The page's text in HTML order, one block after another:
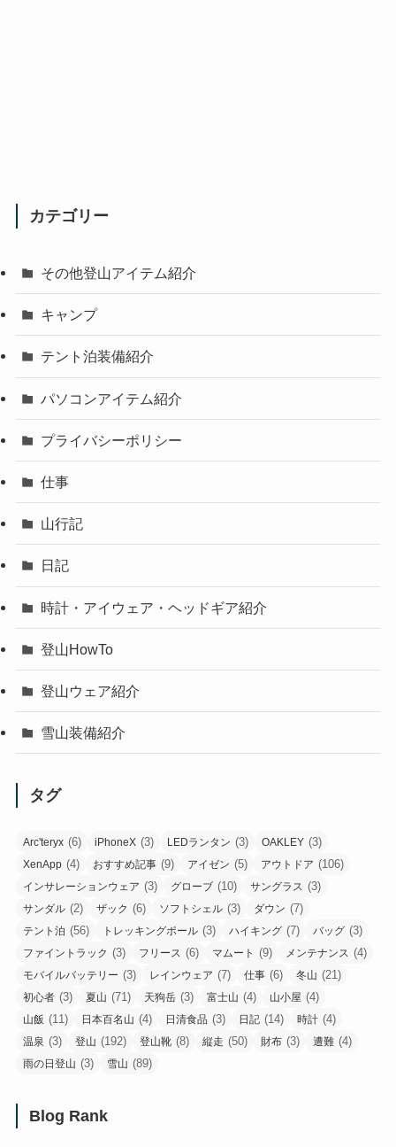
カテゴリー
その他登山アイテム紹介
キャンプ
テント泊装備紹介
パソコンアイテム紹介
プライバシーポリシー
仕事
山行記
日記
時計・アイウェア・ヘッドギア紹介
登山HowTo
登山ウェア紹介
雪山装備紹介
タグ
Arc'teryx (6) iPhoneX (3) LEDランタン (3) OAKLEY (3)
XenApp (4) おすすめ記事 (9) アイゼン (5) アウトドア (106)
インサレーションウェア (3) グローブ (10) サングラス (3)
サンダル (2) ザック (6) ソフトシェル (3) ダウン (7)
テント泊 (56) トレッキングポール (3) ハイキング (7) バッグ (3)
ファイントラック (3) フリース (6) マムート (9) メンテナンス (4)
モバイルバッテリー (3) レインウェア (7) 仕事 (6) 冬山 (21)
初心者 (3) 夏山 (71) 天狗岳 (3) 富士山 (4) 山小屋 (4)
山飯 (11) 日本百名山 (4) 日清食品 (3) 日記 (14) 時計 (4)
温泉 (3) 登山 (192) 登山靴 (8) 縦走 (50) 財布 (3) 遭難 (4)
雨の日登山 (3) 雪山 (89)
Blog Rank